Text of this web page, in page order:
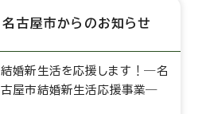
名古屋市からのお知らせ
結婚新生活を応援します！―名
古屋市結婚新生活応援事業―